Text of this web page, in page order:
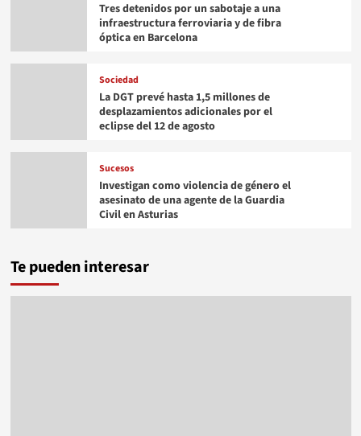
Tres detenidos por un sabotaje a una
infraestructura ferroviaria y de fibra
óptica en Barcelona
Sociedad
La DGT prevé hasta 1,5 millones de
desplazamientos adicionales por el
eclipse del 12 de agosto
Sucesos
Investigan como violencia de género el
asesinato de una agente de la Guardia
Civil en Asturias
Te pueden interesar